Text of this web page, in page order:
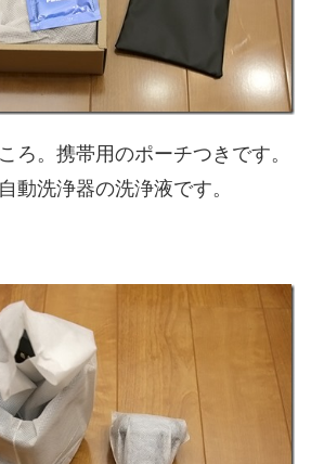
ろ。携帯用のポーチつきです。
動洗浄器の洗浄液です。